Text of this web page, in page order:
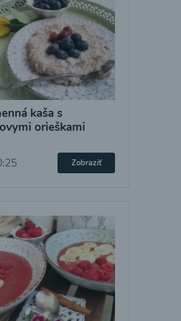
kaša s
orieškami
Zobraziť